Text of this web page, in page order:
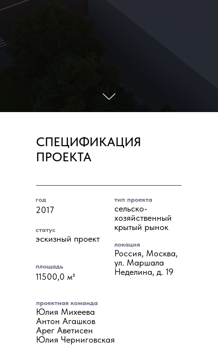
СПЕЦИФИКАЦИЯ
ПРОЕКТА
год тип проекта
проектная команда
статус
локация
площадь
2017
сельско-
хозяйственный
крытый рынок
Юлия Михеева
Антон Агашков
Арег Аветисен
Юлия Черниговская
эскизный проект
Россия, Москва,
ул. Маршала
Неделина, д. 19
11500,0 м²